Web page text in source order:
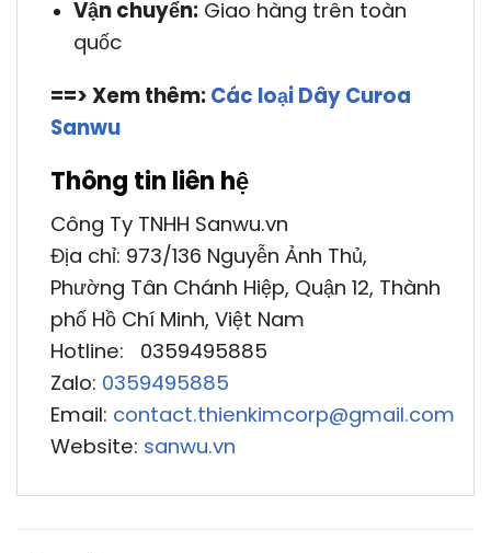
Vận chuyển:Giao hàng trên toàn
quốc
==> Xem thêm: Các loại Dây Curoa
Sanwu
Thông tin liên hệ
Công Ty TNHH Sanwu.vn
Địa chỉ: 973/136 Nguyễn Ảnh Thủ,
Phường Tân Chánh Hiệp, Quận 12, Thành
phố Hồ Chí Minh, Việt Nam
Hotline: 0359495885
Zalo: 0359495885
Email: contact.thienkimcorp@gmail.com
Website: sanwu.vn